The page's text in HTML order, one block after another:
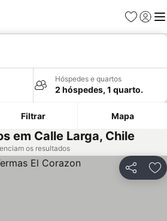
Favoritos
Iniciar
Hóspedes e quartos
2 hóspedes, 1 quarto.
Filtrar Mapa
em Calle Larga, Chile
os resultados
Partilhar